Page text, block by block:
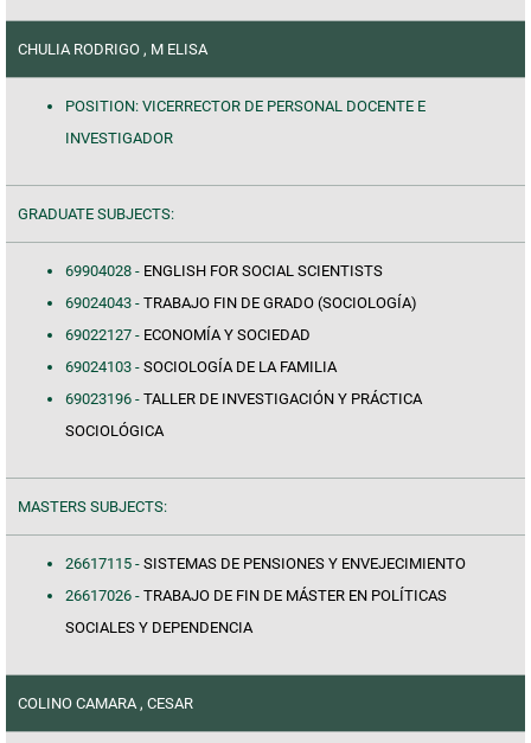
CHULIA RODRIGO , M ELISA
POSITION: VICERRECTOR DE PERSONAL DOCENTE E
INVESTIGADOR
GRADUATE SUBJECTS:
69904028 - ENGLISH FOR SOCIAL SCIENTISTS
69024043 - TRABAJO FIN DE GRADO (SOCIOLOGÍA)
69022127 - ECONOMÍA Y SOCIEDAD
69024103 - SOCIOLOGÍA DE LA FAMILIA
69023196 - TALLER DE INVESTIGACIÓN Y PRÁCTICA
SOCIOLÓGICA
MASTERS SUBJECTS:
26617115 - SISTEMAS DE PENSIONES Y ENVEJECIMIENTO
26617026 - TRABAJO DE FIN DE MÁSTER EN POLÍTICAS
SOCIALES Y DEPENDENCIA
COLINO CAMARA , CESAR